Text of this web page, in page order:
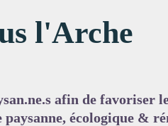
l'Arche
afin de favoriser
écologique &